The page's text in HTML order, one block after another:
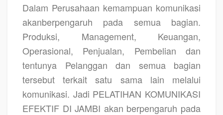
Dalam Perusahaan kemampuan komunikasi
akanberpengaruh pada semua bagian.
Produksi, Management, Keuangan,
Operasional, Penjualan, Pembelian dan
tentunya Pelanggan dan semua bagian
tersebut terkait satu sama lain melalui
komunikasi. Jadi PELATIHAN KOMUNIKASI
EFEKTIF DI JAMBI akan berpengaruh pada